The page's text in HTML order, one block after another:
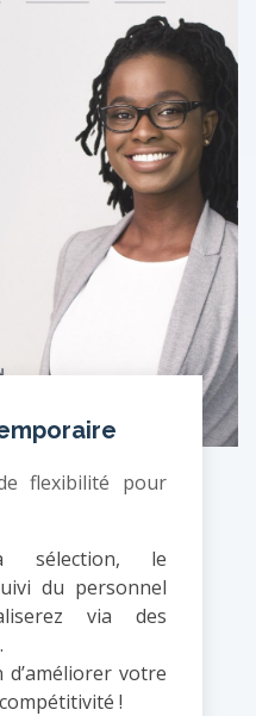
flexibilité pour
sélection, le
du personnel
via des
votre
!